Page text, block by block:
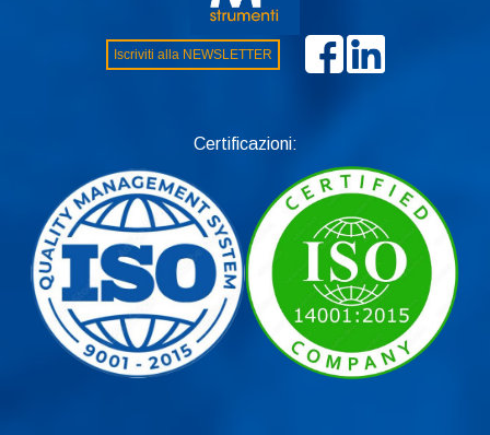
Iscriviti alla NEWSLETTER
Certificazioni: